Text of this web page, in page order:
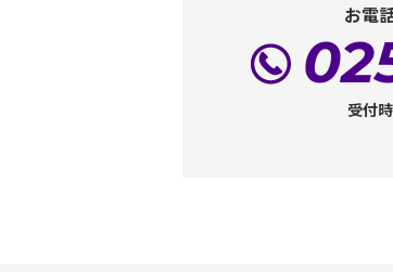
お電
受付